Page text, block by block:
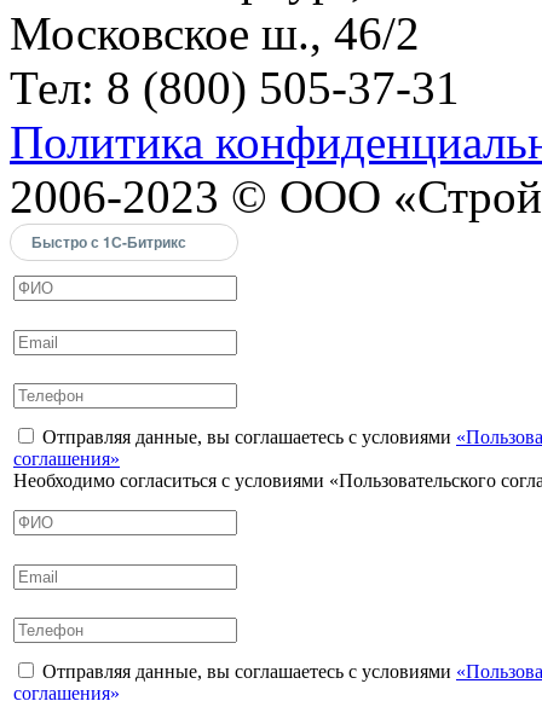
Московское ш., 46/2
Тел: 8 (800) 505-37-31
Политика
2006-2023 © ООО
Быстро с 1С-Битрикс
Отправляя данные, вы соглашаетесь с условиями
соглашения»
Необходимо согласиться с условиями «Пользовательского
Отправляя данные, вы соглашаетесь с условиями
соглашения»